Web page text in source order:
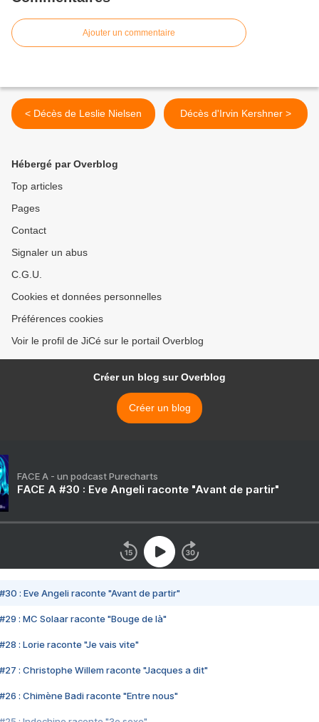
Ajouter un commentaire
< Décès de Leslie Nielsen Décès d'Irvin Kershner >
Hébergé par Overblog
Top articles
Pages
Contact
Signaler un abus
C.G.U.
Cookies et données personnelles
Préférences cookies
Voir le profil de JiCé sur le portail Overblog
Créer un blog sur Overblog
Créer un blog
FACE A - un podcast Purecharts
FACE A #30 : Eve Angeli raconte "Avant de partir"
#30 : Eve Angeli raconte "Avant de partir"
#29 : MC Solaar raconte "Bouge de là"
#28 : Lorie raconte "Je vais vite"
#27 : Christophe Willem raconte "Jacques a dit"
#26 : Chimène Badi raconte "Entre nous"